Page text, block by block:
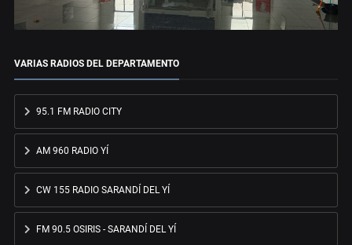
VARIAS RADIOS DEL DEPARTAMENTO
95.1 FM RADIO CITY
AM 960 RADIO YÍ
CW 155 RADIO SARANDÍ DEL YÍ
FM 90.5 OSIRIS - SARANDÍ DEL YÍ